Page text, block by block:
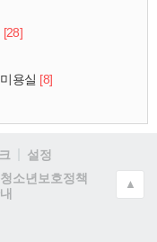
[28]
용실 [8]
설정
청소년보호정책
▲